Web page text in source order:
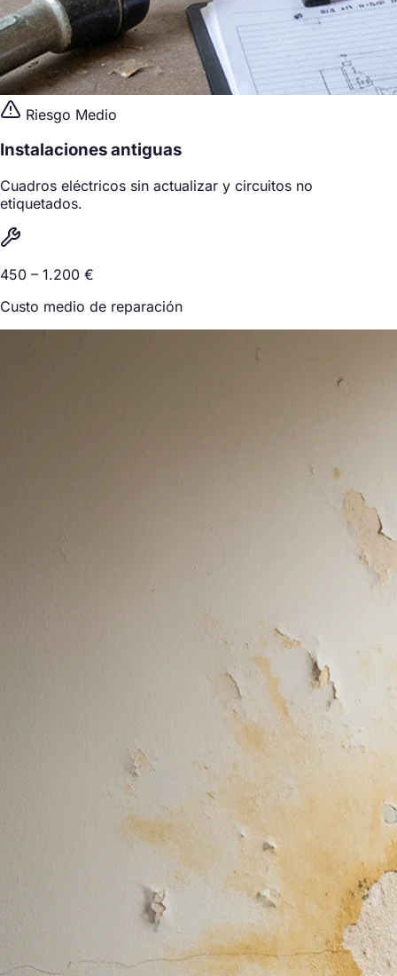
Riesgo Medio
Instalaciones antiguas
Cuadros eléctricos sin actualizar y circuitos no
etiquetados.
450 – 1.200 €
Custo medio de reparación